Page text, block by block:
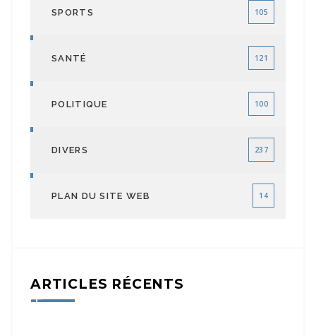
SPORTS 105
SANTÉ 121
POLITIQUE 100
DIVERS 237
PLAN DU SITE WEB 14
ARTICLES RÉCENTS